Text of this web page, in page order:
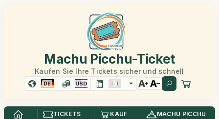
Machu Picchu-Ticket
Kaufen Sie Ihre Tickets sicher und schnell
DE USD
TICKETS KAUF
MACHU PICCHU